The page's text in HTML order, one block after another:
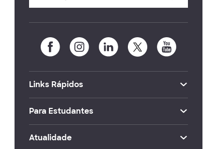
Links Rápidos
Para Estudantes
Atualidade